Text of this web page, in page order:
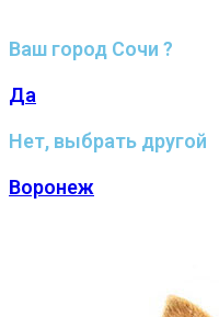
Ваш город Сочи ?
Да
Нет, выбрать другой
Воронеж